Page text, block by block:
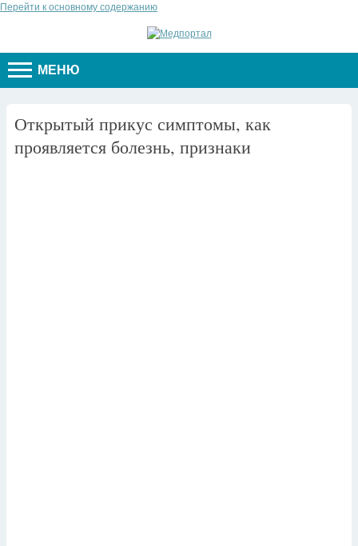
Перейти к основному содержанию
МЕНЮ
Открытый прикус симптомы, как
проявляется болезнь, признаки